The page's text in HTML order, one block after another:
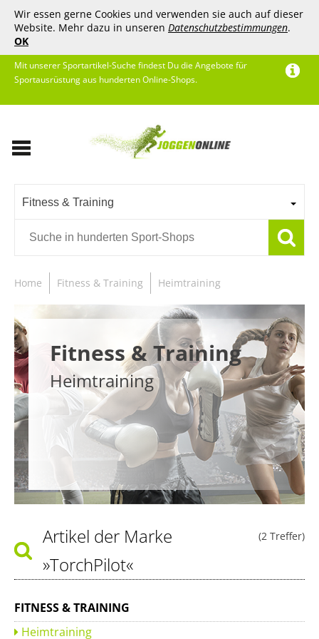
Wir essen gerne Cookies und verwenden sie auch auf dieser
Website. Mehr dazu in unseren Datenschutzbestimmungen.
OK
Mit unserer Sportartikel-Suche findest Du die Angebote für
Sportausrüstung aus hunderten Online-Shops.
Fitness & Training
Home Fitness & Training Heimtraining
Fitness & Training
Heimtraining
(2 Treffer)
Artikel der Marke
»TorchPilot«
FITNESS & TRAINING
Heimtraining